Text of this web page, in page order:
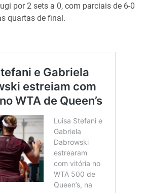
por 2 sets a 0, com parciais de 6-0
quartas de final.